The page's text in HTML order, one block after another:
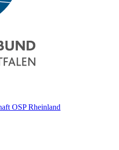
OSP Rheinland